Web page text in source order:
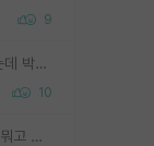
9
서당개 개 ㅅㄲ도 3년이면 풍월 읊는데 박사 5년 이상 대리고 있으면서 물된건 교수 탓 맞는ㄱ게 거기가 서당이 아니란 소리임
10
능력없는박사 란 말이지 뭐. 능력이 뭐고 능력이 있다는게 뭔지는 사람마다 기준이 다르니까 얘기해봐야 서로 자기 기준만 얘기해서 논쟁이 끝이 안나고. 주위에서 능력있고 야심있는 신입생이 교수가 유의미한 피드백을 아예 안주면서 제대로된 과제에 참여해볼 기회도 제공하지 않고 잡일 뺑뺑이만 돌려서 맨날 단순작업만 하면서 밤새다가 눈빛이 점점 죽어가는걸 본 사람은 물박사는 교수탓이라고 하고, 교수는 이것저것 알려도 주고 기회도 주고 사수 동기 붙여주면서 어떻게든 끌고가려고 하는데 본인이 매일 뺀질거리면서 출근 하는둥마는둥 하다가 기껏 와서도 폰이나 쳐다보다가 실험 망치고 저녁약속있어서 먼저 가볼게요~ 하는걸 본 사람은 물박사는 본인탓이라고 함.